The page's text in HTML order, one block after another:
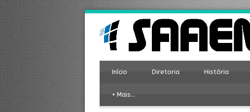
Início Diretoria História
Mais…
+